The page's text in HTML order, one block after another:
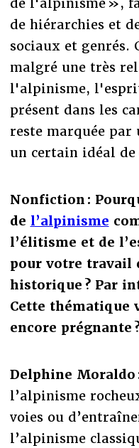
de l'alpinisme »,
de hiérarchies et
sociaux et genrés.
malgré une très
l'alpinisme,
présent dans les
reste marquée
un certain idéal de
Nonfiction :
de l’alpinisme
l’élitisme et de
pour votre travail
historique ? Par
Cette thématique
encore prégnante
Delphine Moraldo
l’alpinisme
voies ou
l’alpinisme